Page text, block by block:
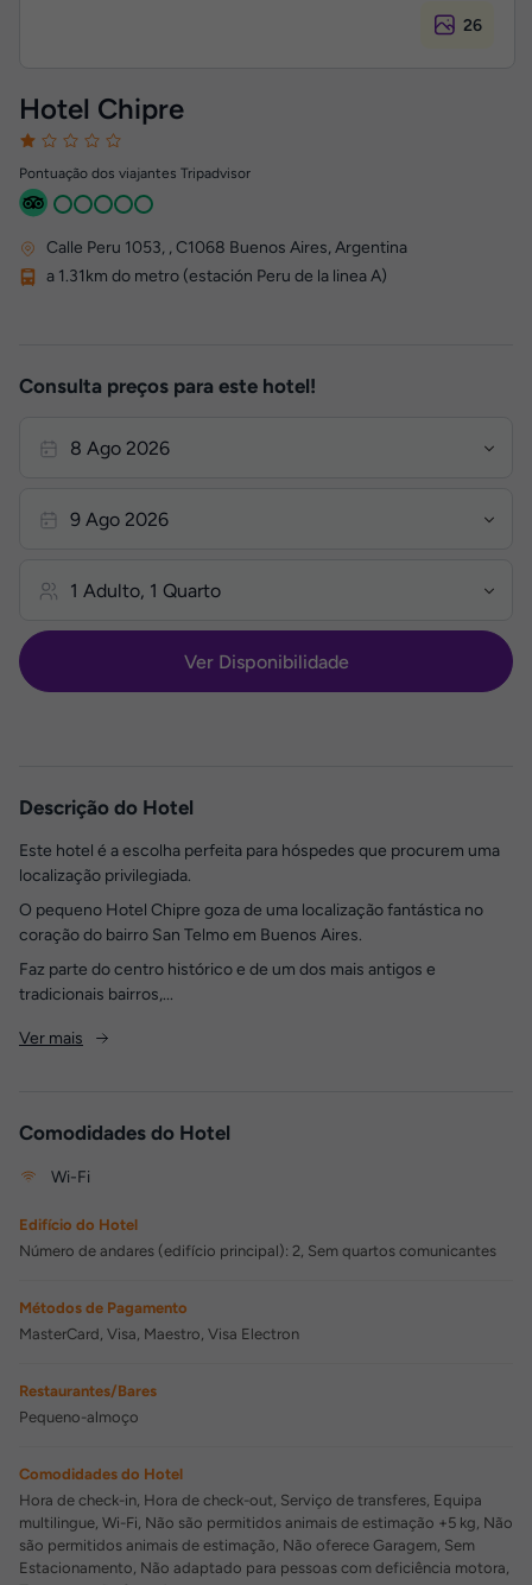
26
Hotel Chipre
Pontuação dos viajantes Tripadvisor
Calle Peru 1053, ,C1068 Buenos Aires, Argentina
a 1.31km do metro (estación Peru de la linea A)
Consulta preços para este hotel!
Ver Disponibilidade
Descrição do Hotel
Este hotel é a escolha perfeita para hóspedes que procurem uma
localização privilegiada.
O pequeno Hotel Chipre goza de uma localização fantástica no
coração do bairro San Telmo em Buenos Aires.
Faz parte do centro histórico e de um dos mais antigos e
tradicionais bairros,...
Ver mais
Comodidades do Hotel
Wi-Fi
Edifício do Hotel
Número de andares (edifício principal): 2, Sem quartos comunicantes
Métodos de Pagamento
MasterCard, Visa, Maestro, Visa Electron
Restaurantes/Bares
Pequeno-almoço
Comodidades do Hotel
Hora de check-in, Hora de check-out, Serviço de transferes, Equipa
multilingue, Wi-Fi, Não são permitidos animais de estimação +5 kg, Não
são permitidos animais de estimação, Não oferece Garagem, Sem
Estacionamento, Não adaptado para pessoas com deficiência motora,